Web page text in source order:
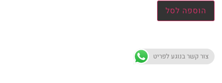
הוספה לסל
צור קשר בנוגע לפריט